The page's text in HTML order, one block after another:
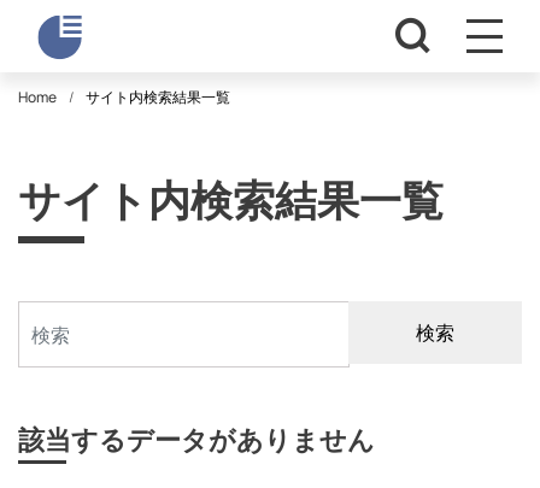
Home サイト内検索結果一覧
サイト内検索結果一覧
検索
該当するデータがありません